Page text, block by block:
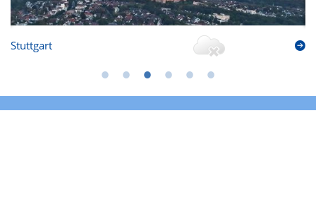
Stuttgart